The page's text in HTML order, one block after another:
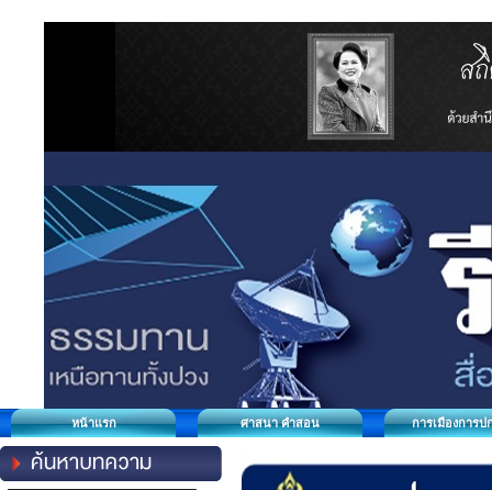
หน้าแรก ศาสนา คำสอน การเมืองการป